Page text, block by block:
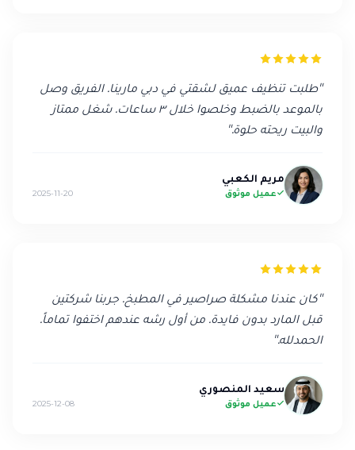
"طلبت تنظيف عميق لشقتي في دبي مارينا. الفريق وصل
بالموعد بالضبط وخلصوا خلال ٣ ساعات. شغل ممتاز
والبيت ريحته حلوة."
مريم الكعبي
عميل موثوق 2025-11-20
"كان عندنا مشكلة صراصير في المطبخ. جربنا شركتين
قبل المارد بدون فايدة. من أول رشه عندهم اختفوا تماماً.
الحمدلله."
سعيد المنصوري
عميل موثوق 2025-12-08